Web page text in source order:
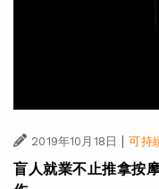
2019年10月18日 | 可持
盲人就業不止推拿按